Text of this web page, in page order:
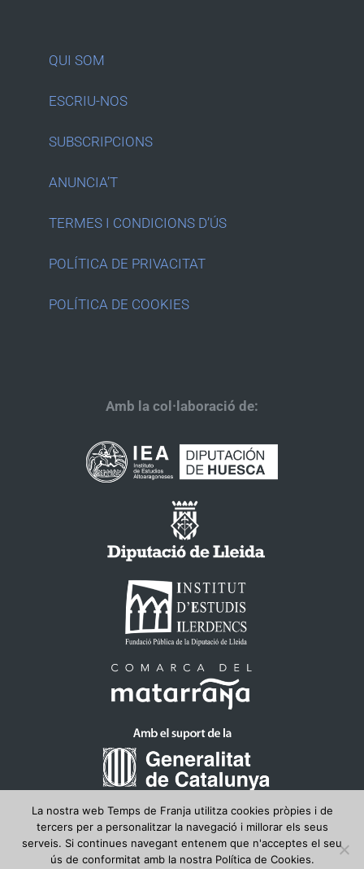
QUI SOM
ESCRIU-NOS
SUBSCRIPCIONS
ANUNCIA’T
TERMES I CONDICIONS D’ÚS
POLÍTICA DE PRIVACITAT
POLÍTICA DE COOKIES
Amb la col·laboració de:
© 2026 Temps de Franja• Funciona gràcies a
La nostra web Temps de Franja utilitza cookies pròpies i de
tercers per a personalitzar la navegació i millorar els seus
serveis. Si continues navegant entenem que n'acceptes el seu
ús de conformitat amb la nostra Política de Cookies.